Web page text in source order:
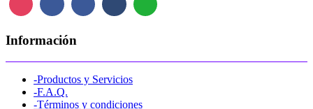
Información
-Productos y Servicios
-F.A.Q.
-Términos y condiciones